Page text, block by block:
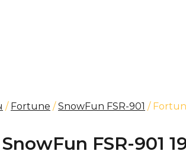
/ Fortune /SnowFun FSR-901 /
FSR-901